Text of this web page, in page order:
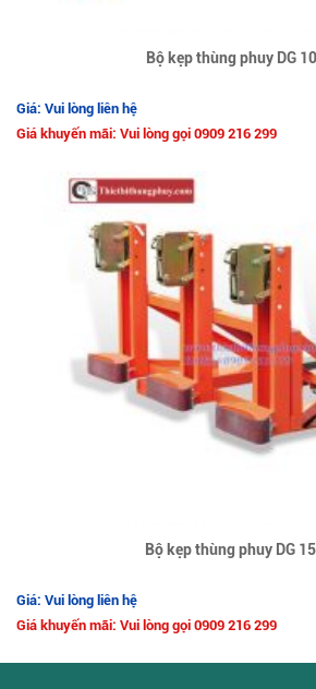
Bộ kẹp thùng phuy DG
Giá: Vui lòng liên hệ
Giá khuyến mãi: Vui lòng gọi 0909 216 299
Bộ kẹp thùng phuy DG
Giá: Vui lòng liên hệ
Giá khuyến mãi: Vui lòng gọi 0909 216 299